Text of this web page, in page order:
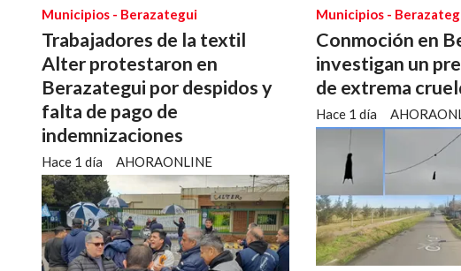
Trabajadores de la textil
Alter protestaron en
Berazategui por despidos y
falta de pago de
indemnizaciones
AHORAONLINE
Municipios - Berazategui
Hace 1 día
Conmoción en
investigan un
de extrema
Municipios -
Hace 1 día